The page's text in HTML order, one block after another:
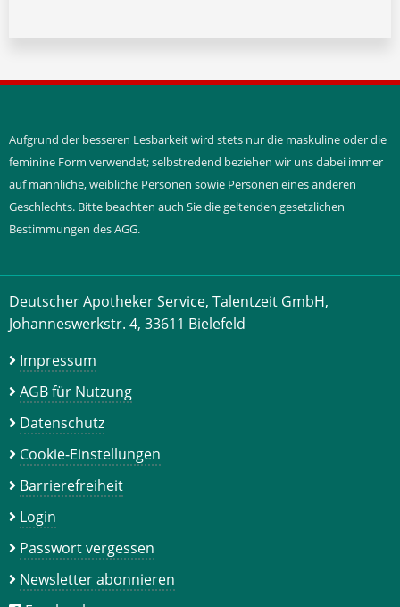
Aufgrund der besseren Lesbarkeit wird stets nur die maskuline oder die
feminine Form verwendet; selbstredend beziehen wir uns dabei immer
auf männliche, weibliche Personen sowie Personen eines anderen
Geschlechts. Bitte beachten auch Sie die geltenden gesetzlichen
Bestimmungen des AGG.
Deutscher Apotheker Service, Talentzeit GmbH,
Johanneswerkstr. 4, 33611 Bielefeld
Impressum
AGB für Nutzung
Datenschutz
Cookie-Einstellungen
Barrierefreiheit
Login
Passwort vergessen
Newsletter abonnieren